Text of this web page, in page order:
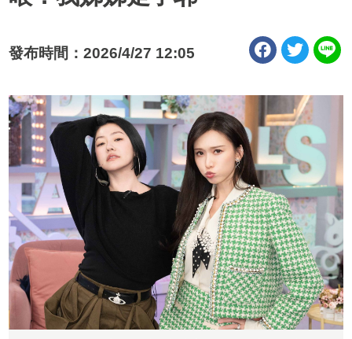
發布時間：2026/4/27 12:05